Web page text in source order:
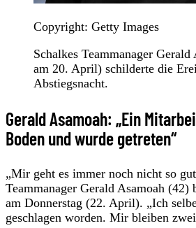
Copyright: Getty Images
Schalkes Teammanager
am 20. April) schilderte die
Abstiegsnacht.
Gerald Asamoah: „Ein
Boden und wurde getreten“
„Mir geht es immer noch nicht so
Teammanager Gerald Asamoah (42)
am Donnerstag (22. April). „Ich
geschlagen worden. Mir bleiben